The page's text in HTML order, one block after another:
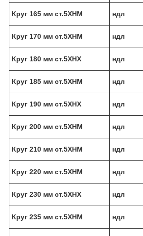
Круг 165 мм ст.5ХНМ ндл
Круг 170 мм ст.5ХНМ ндл
Круг 180 мм ст.5ХНХ ндл
Круг 185 мм ст.5ХНМ ндл
Круг 190 мм ст.5ХНХ ндл
Круг 200 мм ст.5ХНМ ндл
Круг 210 мм ст.5ХНМ ндл
Круг 220 мм ст.5ХНМ ндл
Круг 230 мм ст.5ХНХ ндл
Круг 235 мм ст.5ХНМ ндл